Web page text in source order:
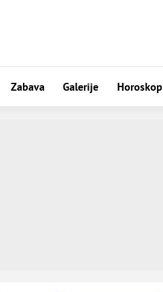
Zabava Galerije Horoskop